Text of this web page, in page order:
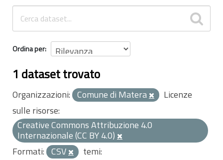
INFORMAZIONI
Ordina per
1 dataset trovato
Organizzazioni: Comune di Matera
Licenze
sulle risorse:
Creative Commons Attribuzione 4.0
Internazionale (CC BY 4.0)
Formati: CSV
temi: